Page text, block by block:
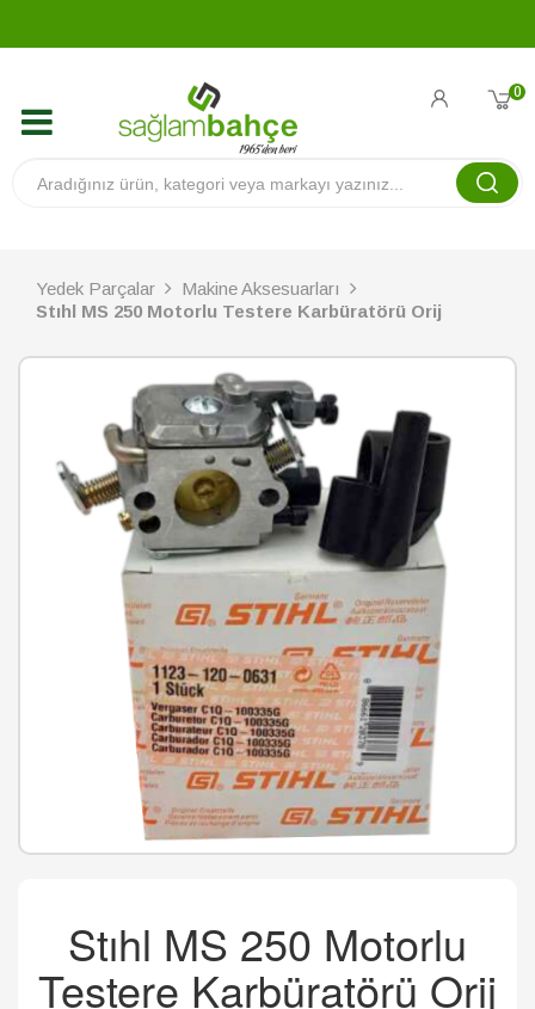
0
Yedek Parçalar
Makine Aksesuarları
Stıhl MS 250 Motorlu Testere Karbüratörü Orij
Stıhl MS 250 Motorlu
Testere Karbüratörü Orij